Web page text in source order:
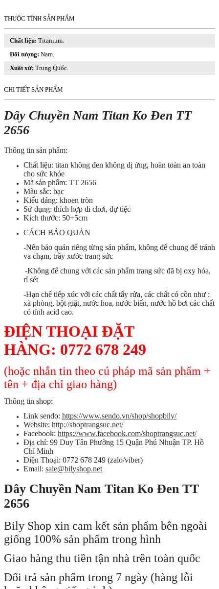
lượng
THUỘC TÍNH SẢN PHẨM
Chất liệu: Titanium.
Đối tượng: Nam.
Xuất xứ: Trung Quốc.
CHI TIẾT SẢN PHẨM
Dây Chuyền Nam Titan Ko Đen TT
2656
Thông tin sản phẩm:
Chất liệu: titan không đen không dị ứng, hoàn toàn an toàn
cho sức khỏe
Mã sản phẩm: TT 2656
Màu sắc: bạc
Kiểu dáng: khoen tròn
Sử dụng: thích hợp đi chơi, dự tiệc
Kích thước: 50+5cm
CÁCH BẢO QUẢN
-Nên bảo quản riêng từng sản phẩm, không để chung để tránh
va chạm, trầy xước trang sức
-Không để chung với các sản phẩm trang sức đã bị oxy hóa,
rỉ sét
-Hạn chế tiếp xúc với các chất tẩy rửa, các chất có cồn như :
xà phòng, bột giặt, nước hoa, nước biển, nước hồ bơi các chất
có tính acid cao.
ĐIỆN THOẠI ĐẶT
HÀNG: 0772 678 249
(hoặc nhắn tin theo cú pháp mã sản phẩm +
tên + địa chỉ giao hàng)
Thông tin shop:
Link sendo: https://www.sendo.vn/shop/shopbily/
Website: http://shoptrangsuc.net/
Facebook: https://www.facebook.com/shoptrangsuc.net/
Địa chỉ: 99 Duy Tân Phường 15 Quận Phú Nhuận TP. Hồ
Chí Minh
Điện Thoại: 0772 678 249 (zalo/viber)
Email: sale@bilyshop.net
Dây Chuyền Nam Titan Ko Đen TT
2656
Bily Shop xin cam kết sản phẩm bên ngoài
giống 100% sản phẩm trong hình
Giao hàng thu tiền tận nhà trên toàn quốc
Đổi trả sản phẩm trong 7 ngày (hàng lỗi